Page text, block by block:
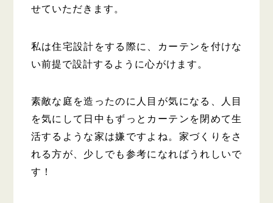
せていただきます。
私は住宅設計をする際に、カーテンを付けな
い前提で設計するように心がけます。
素敵な庭を造ったのに人目が気になる、人目
を気にして日中もずっとカーテンを閉めて生
活するような家は嫌ですよね。家づくりをさ
れる方が、少しでも参考になればうれしいで
す！